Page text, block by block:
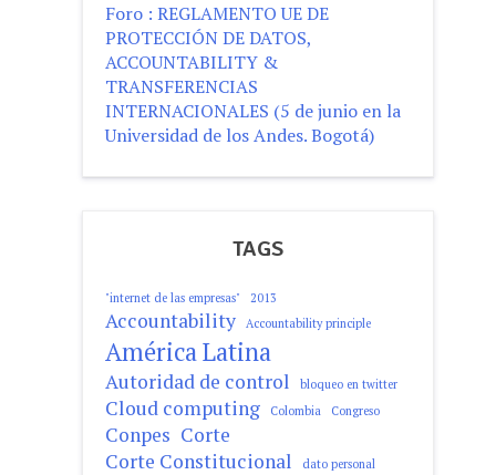
Foro : REGLAMENTO UE DE
PROTECCIÓN DE DATOS,
ACCOUNTABILITY &
TRANSFERENCIAS
INTERNACIONALES (5 de junio en la
Universidad de los Andes. Bogotá)
TAGS
"internet de las empresas" 2013
Accountability Accountability principle
América Latina
Autoridad de control bloqueo en twitter
Cloud computing Colombia Congreso
Conpes Corte
Corte Constitucional
dato personal